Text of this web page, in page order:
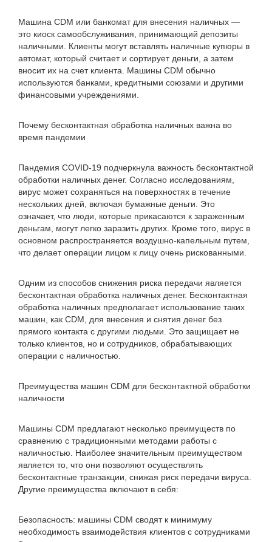
Машина CDM или банкомат для внесения наличных —
это киоск самообслуживания, принимающий депозиты
наличными. Клиенты могут вставлять наличные купюры в
автомат, который считает и сортирует деньги, а затем
вносит их на счет клиента. Машины CDM обычно
используются банками, кредитными союзами и другими
финансовыми учреждениями.
Почему бесконтактная обработка наличных важна во
время пандемии
Пандемия COVID-19 подчеркнула важность бесконтактной
обработки наличных денег. Согласно исследованиям,
вирус может сохраняться на поверхностях в течение
нескольких дней, включая бумажные деньги. Это
означает, что люди, которые прикасаются к зараженным
деньгам, могут легко заразить других. Кроме того, вирус в
основном распространяется воздушно-капельным путем,
что делает операции лицом к лицу очень рискованными.
Одним из способов снижения риска передачи является
бесконтактная обработка наличных денег. Бесконтактная
обработка наличных предполагает использование таких
машин, как CDM, для внесения и снятия денег без
прямого контакта с другими людьми. Это защищает не
только клиентов, но и сотрудников, обрабатывающих
операции с наличностью.
Преимущества машин CDM для бесконтактной обработки
наличности
Машины CDM предлагают несколько преимуществ по
сравнению с традиционными методами работы с
наличностью. Наиболее значительным преимуществом
является то, что они позволяют осуществлять
бесконтактные транзакции, снижая риск передачи вируса.
Другие преимущества включают в себя:
Безопасность: машины CDM сводят к минимуму
необходимость взаимодействия клиентов с сотрудниками